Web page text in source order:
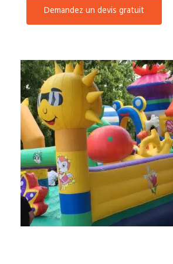
Demandez un devis gratuit